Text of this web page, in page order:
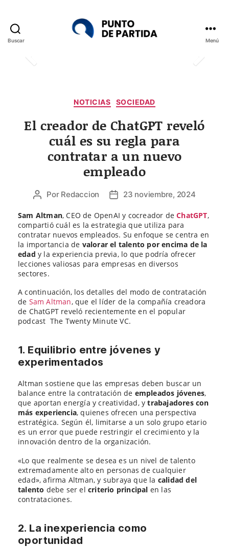
Buscar Menú
NOTICIAS SOCIEDAD
El creador de ChatGPT reveló
cuál es su regla para
contratar a un nuevo
empleado
Autor
la
entrada
Por Redaccion
Fecha
la
entrada
23 noviembre, 2024
Sam Altman, CEO de OpenAI y cocreador deChatGPT,
compartió cuál es la estrategia que utiliza para
contratar nuevos empleados. Su enfoque se centra en
la importancia de valorar el talento por encima de la
edad y la experiencia previa, lo que podría ofrecer
lecciones valiosas para empresas en diversos
sectores.
A continuación, los detalles del modo de contratación
de Sam Altman, que el líder de la compañía creadora
de ChatGPT reveló recientemente en el popular
podcast The Twenty Minute VC.
1. Equilibrio entre jóvenes y
experimentados
Altman sostiene que las empresas deben buscar un
balance entre la contratación de empleados jóvenes,
que aportan energía y creatividad, ytrabajadores con
más experiencia, quienes ofrecen una perspectiva
estratégica. Según él, limitarse a un solo grupo etario
es un error que puede restringir el crecimiento y la
innovación dentro de la organización.
«Lo que realmente se desea es un nivel de talento
extremadamente alto en personas de cualquier
edad», afirma Altman, y subraya que la calidad del
talento debe ser elcriterio principal en las
contrataciones.
2. La inexperiencia como
oportunidad